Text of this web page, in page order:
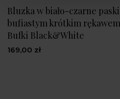
Bluzka w biało-czarne
bufiastym krótkim rękawem
Bufki Black&White
169,00 zł